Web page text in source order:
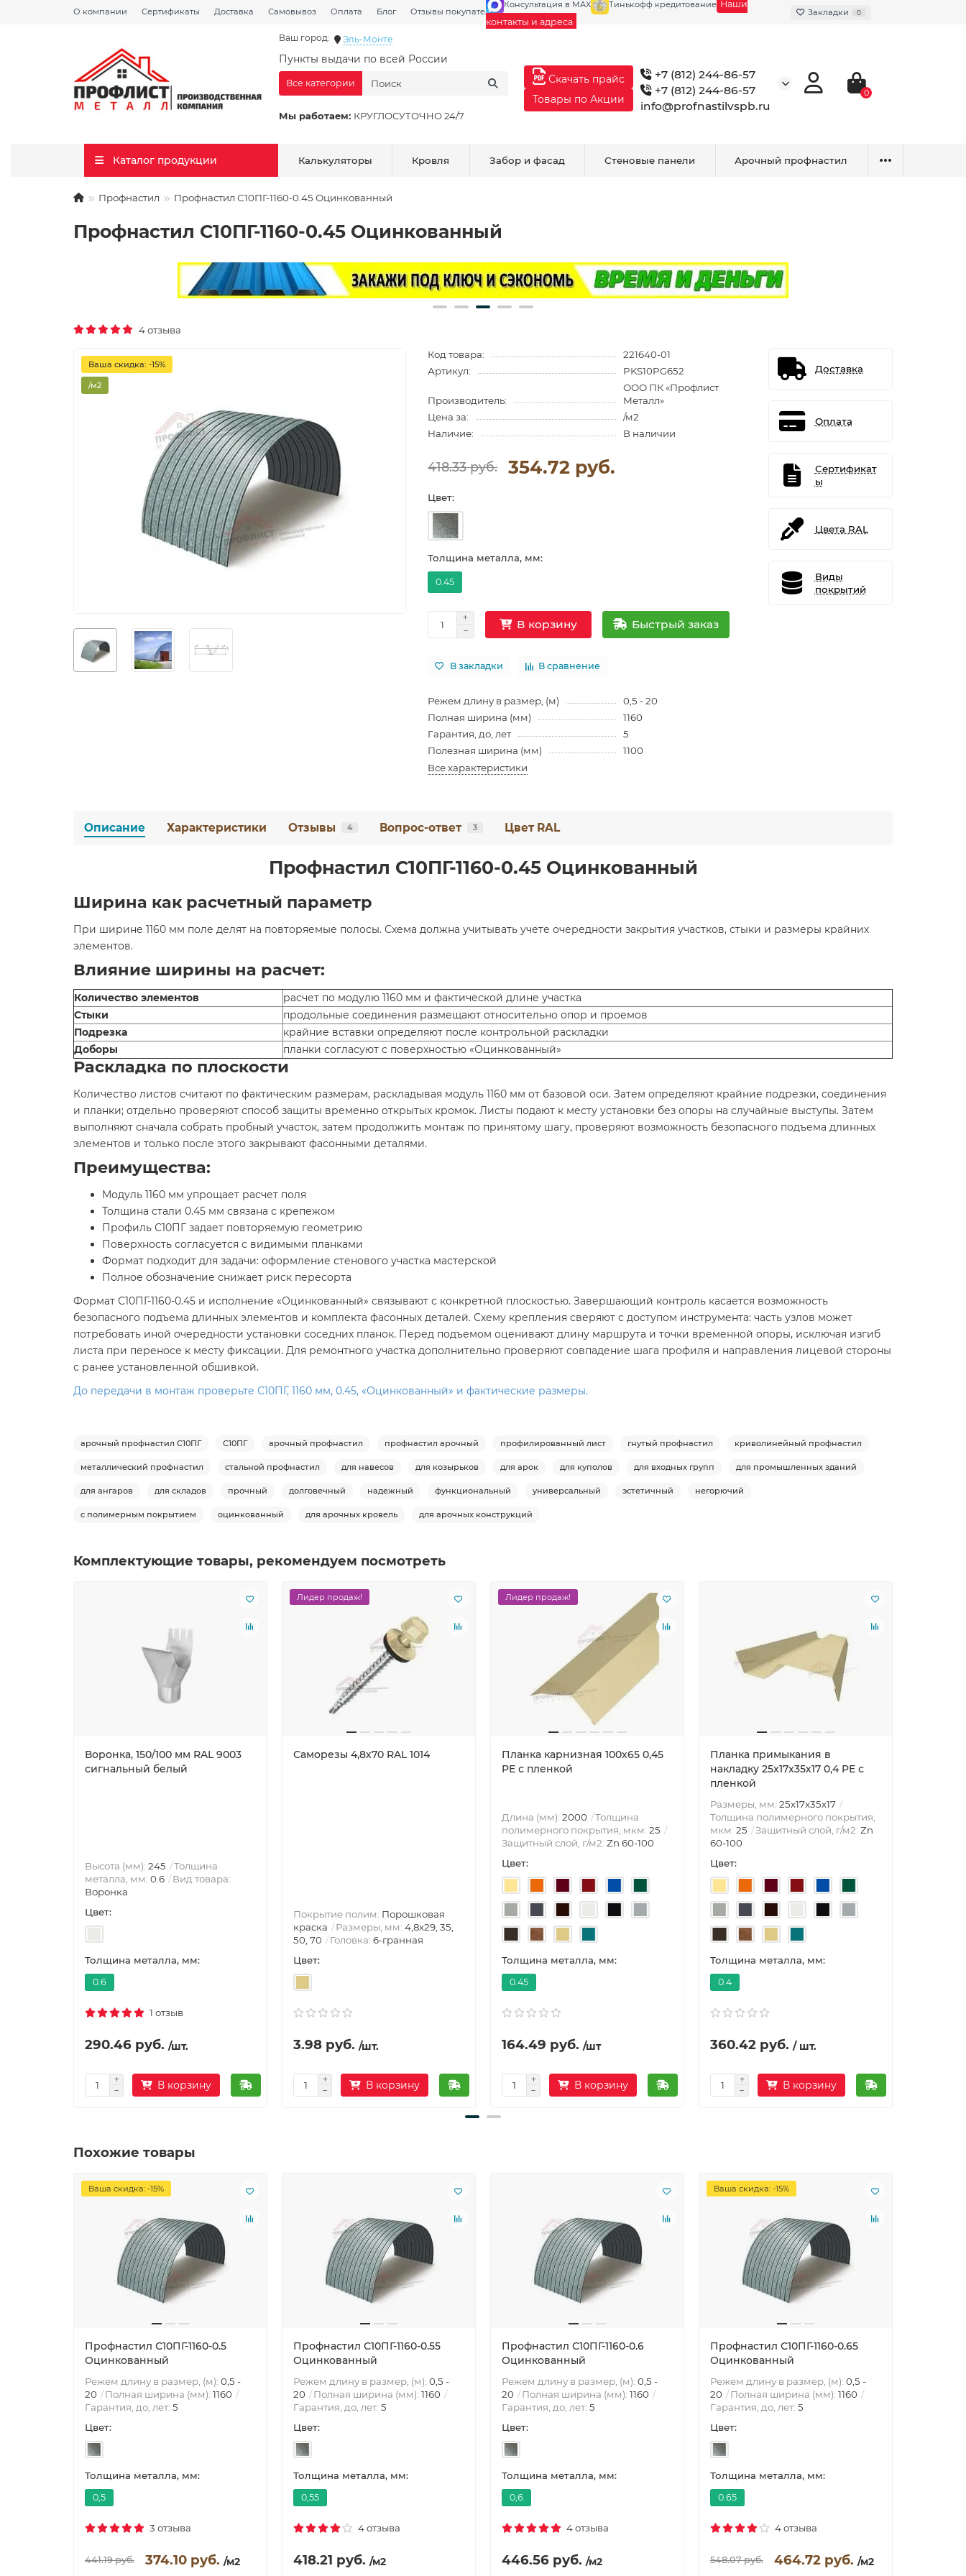
О компании Сертификаты Доставка Самовывоз Оплата Блог Отзывы покупателей Галерея
Консультация в MAX Тинькофф кредитование Наши
контакты и адреса
Закладки 0
Ваш город: Эль-Монте
Пункты выдачи по всей России
Мы работаем: КРУГЛОСУТОЧНО 24/7
Все категории
Скачать прайс
Товары по Акции
+7 (812) 244-86-57
+7 (812) 244-86-57
info@profnastilvspb.ru
0
Каталог продукции Калькуляторы Кровля Забор и фасад Стеновые панели Арочный профнастил
Профнастил Профнастил С10ПГ-1160-0.45 Оцинкованный
Профнастил С10ПГ-1160-0.45 Оцинкованный
4 отзыва
Ваша скидка: -15%
/м2
Код товара:
221640-01
Артикул:
PKS10PG652
Производитель:
ООО ПК «Профлист
Металл»
Цена за:
/м2
Наличие:
В наличии
418.33 руб. 354.72 руб.
Цвет:
Толщина металла, мм:
0.45
В корзину Быстрый заказ
В закладки В сравнение
Режем длину в размер, (м)
0,5 - 20
Полная ширина (мм)
1160
Гарантия, до, лет
5
Полезная ширина (мм)
1100
Все характеристики
Доставка
Оплата
Сертификат
ы
Цвета RAL
Виды
покрытий
Описание Характеристики Отзывы 4 Вопрос-ответ 3 Цвет RAL
Профнастил С10ПГ-1160-0.45 Оцинкованный
Ширина как расчетный параметр
При ширине 1160 мм поле делят на повторяемые полосы. Схема должна учитывать учете очередности закрытия участков, стыки и размеры крайних
элементов.
Влияние ширины на расчет:
Количество элементов
расчет по модулю 1160 мм и фактической длине участка
Стыки
продольные соединения размещают относительно опор и проемов
Подрезка
крайние вставки определяют после контрольной раскладки
Доборы
планки согласуют с поверхностью «Оцинкованный»
Раскладка по плоскости
Количество листов считают по фактическим размерам, раскладывая модуль 1160 мм от базовой оси. Затем определяют крайние подрезки, соединения
и планки; отдельно проверяют способ защиты временно открытых кромок. Листы подают к месту установки без опоры на случайные выступы. Затем
выполняют сначала собрать пробный участок, затем продолжить монтаж по принятому шагу, проверяют возможность безопасного подъема длинных
элементов и только после этого закрывают фасонными деталями.
Преимущества:
Модуль 1160 мм упрощает расчет поля
Толщина стали 0.45 мм связана с крепежом
Профиль С10ПГ задает повторяемую геометрию
Поверхность согласуется с видимыми планками
Формат подходит для задачи: оформление стенового участка мастерской
Полное обозначение снижает риск пересорта
Формат С10ПГ-1160-0.45 и исполнение «Оцинкованный» связывают с конкретной плоскостью. Завершающий контроль касается возможность
безопасного подъема длинных элементов и комплекта фасонных деталей. Схему крепления сверяют с доступом инструмента: часть узлов может
потребовать иной очередности установки соседних планок. Перед подъемом оценивают длину маршрута и точки временной опоры, исключая изгиб
листа при переносе к месту фиксации. Для ремонтного участка дополнительно проверяют совпадение шага профиля и направления лицевой стороны
с ранее установленной обшивкой.
До передачи в монтаж проверьте С10ПГ, 1160 мм, 0.45, «Оцинкованный» и фактические размеры.
арочный профнастил С10ПГ С10ПГ арочный профнастил профнастил арочный профилированный лист гнутый профнастил криволинейный профнастил
металлический профнастил стальной профнастил для навесов для козырьков для арок для куполов для входных групп для промышленных зданий
для ангаров для складов прочный долговечный надежный функциональный универсальный эстетичный негорючий
с полимерным покрытием оцинкованный для арочных кровель для арочных конструкций
Комплектующие товары, рекомендуем посмотреть
Воронка, 150/100 мм RAL 9003
сигнальный белый
Высота (мм): 245
Толщина
металла, мм: 0.6
Вид товара:
Воронка
Цвет:
Толщина металла, мм:
0.6
1 отзыв
290.46 руб. /шт.
В корзину
Лидер продаж!
Саморезы 4,8х70 RAL 1014
Покрытие полим: Порошковая
краска
Размеры, мм: 4,8х29, 35,
50, 70
Головка: 6-гранная
Цвет:
3.98 руб. /шт.
В корзину
Лидер продаж!
Планка карнизная 100х65 0,45
PE с пленкой
Длина (мм): 2000
Толщина
полимерного покрытия, мкм: 25
Защитный слой, г/м2: Zn 60-100
Цвет:
Толщина металла, мм:
0.45
164.49 руб. /шт
В корзину
Планка примыкания в
накладку 25х17х35х17 0,4 PE с
пленкой
Размеры, мм: 25х17х35х17
Толщина полимерного покрытия,
мкм: 25 Защитный слой, г/м2: Zn
60-100
Цвет:
Толщина металла, мм:
0.4
360.42 руб. / шт.
В корзину
Похожие товары
Ваша скидка: -15%
Профнастил С10ПГ-1160-0.5
Оцинкованный
Режем длину в размер, (м): 0,5 -
20
Полная ширина (мм): 1160
Гарантия, до, лет: 5
Цвет:
Толщина металла, мм:
0,5
3 отзыва
441.19 руб. 374.10 руб. /м2
Профнастил С10ПГ-1160-0.55
Оцинкованный
Режем длину в размер, (м): 0,5 -
20
Полная ширина (мм): 1160
Гарантия, до, лет: 5
Цвет:
Толщина металла, мм:
0,55
4 отзыва
418.21 руб. /м2
Профнастил С10ПГ-1160-0.6
Оцинкованный
Режем длину в размер, (м): 0,5 -
20
Полная ширина (мм): 1160
Гарантия, до, лет: 5
Цвет:
Толщина металла, мм:
0,6
4 отзыва
446.56 руб. /м2
Ваша скидка: -15%
Профнастил С10ПГ-1160-0.65
Оцинкованный
Режем длину в размер, (м): 0,5 -
20
Полная ширина (мм): 1160
Гарантия, до, лет: 5
Цвет:
Толщина металла, мм:
0.65
4 отзыва
548.07 руб. 464.72 руб. /м2